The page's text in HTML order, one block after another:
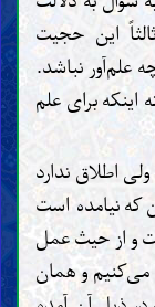
این حجیت
علم‌آور نباشد.
برای علم
اطلاق ندارد
که نیامده است
و از حیث عمل
می‌کنیم و همان